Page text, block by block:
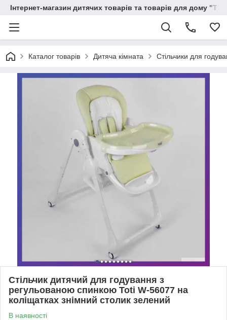
Інтернет-магазин дитячих товарів та товарів для дому
Каталог товарів Дитяча кімната Стільчики для
Стільчик дитячий для годування з
регульованою спинкою Toti W-56077 на
коліщатках знімний столик зелений
В наявності